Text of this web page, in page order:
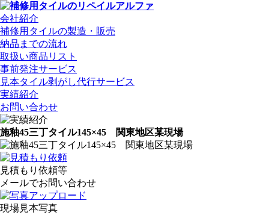
会社紹介
補修用タイルの製造・販売
納品までの流れ
取扱い商品リスト
事前発注サービス
見本タイル剥がし代行サービス
実績紹介
お問い合わせ
施釉45三丁タイル145×45 関東地区某現場
見積もり依頼等
メールでお問い合わせ
現場見本写真